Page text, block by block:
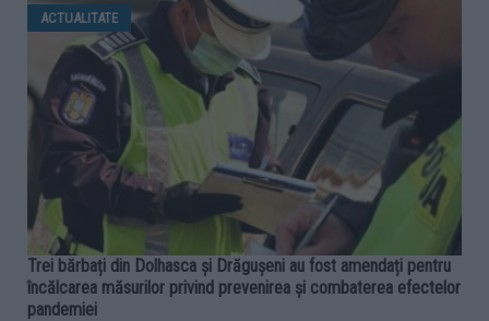
ACTUALITATE
Trei bărbați din Dolhasca și Drăgușeni au fost amendați pentru
încălcarea măsurilor privind prevenirea și combaterea efectelor
pandemiei